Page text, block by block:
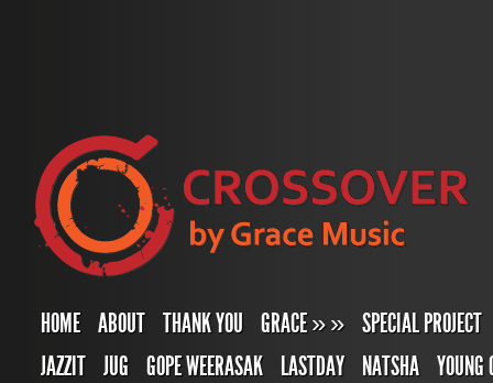
HOME ABOUT THANK YOU GRACE»» SPECIAL PROJECT
JAZZIT JUG GOPE WEERASAK LASTDAY NATSHA YOUNG